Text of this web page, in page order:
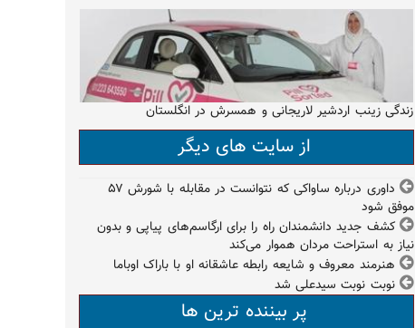
زندگی زینب اردشیر لاریجانی و همسرش در انگلستان
از سایت های دیگر
داوری درباره ساواکی که نتوانست در مقابله با شورش ۵۷
موفق شود
کشف جدید دانشمندان راه را برای ارگاسم‌های پیاپی و بدون
نیاز به استراحت مردان هموار می‌کند
هنرمند معروف و شایعه رابطه عاشقانه او با باراک اوباما
نوبت نوبت سیدعلی شد
پر بیننده ترین ها